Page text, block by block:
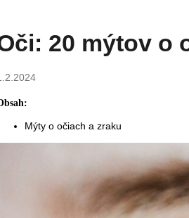
20 mýtov o
Mýty o očiach a zraku